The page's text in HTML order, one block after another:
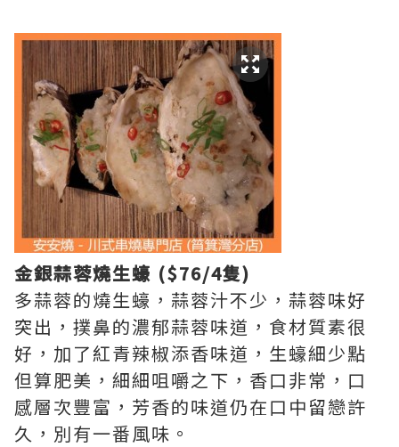
金銀蒜蓉燒生蠔 ($76/4隻)
多蒜蓉的燒生蠔，蒜蓉汁不少，蒜蓉味好
突出，撲鼻的濃郁蒜蓉味道，食材質素很
好，加了紅青辣椒添香味道，生蠔細少點
但算肥美，細細咀嚼之下，香口非常，口
感層次豐富，芳香的味道仍在口中留戀許
久，別有一番風味。